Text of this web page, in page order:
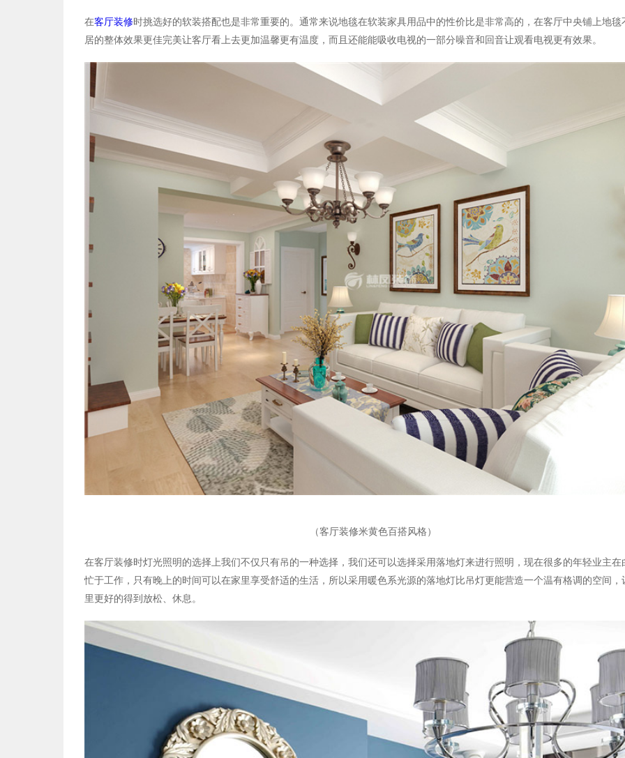
在客厅装修时挑选好的软装搭配也是非常重要的。通常来说地毯在软装家具用品中的性价比是非常高的，在客厅中央铺上地毯
居的整体效果更佳完美让客厅看上去更加温馨更有温度，而且还能能吸收电视的一部分噪音和回音让观看电视更有效果。
（客厅装修米黄色百搭风格）
在客厅装修时灯光照明的选择上我们不仅只有吊的一种选择，我们还可以选择采用落地灯来进行照明，现在很多的年轻业主在
忙于工作，只有晚上的时间可以在家里享受舒适的生活，所以采用暖色系光源的落地灯比吊灯更能营造一个温有格调的空间，
里更好的得到放松、休息。